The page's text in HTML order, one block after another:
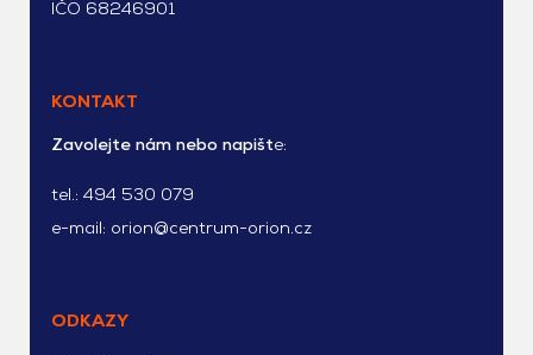
IČO 68246901
KONTAKT
Zavolejte nám nebo napište:
tel.: 494 530 079
e-mail: orion@centrum-orion.cz
ODKAZY